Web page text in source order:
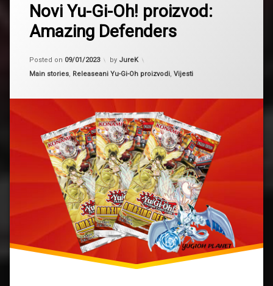
Novi Yu-Gi-Oh! proizvod:
Amazing Defenders
Posted on 09/01/2023
Updated on
by JureK
Kategorije:
Main stories, Releaseani Yu-Gi-Oh proizvodi, Vijesti
2023
proizvod